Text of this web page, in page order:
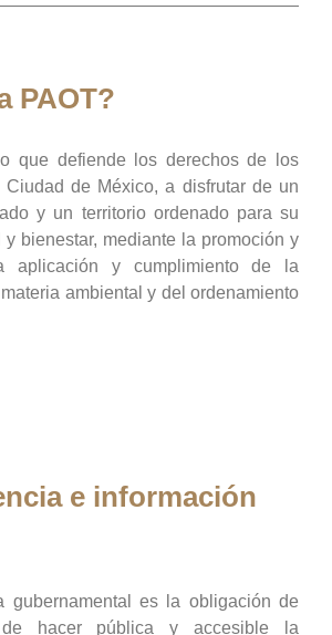
PAOT?
que defiende los derechos de los
Ciudad de México, a disfrutar de un
y un territorio ordenado para su
bienestar, mediante la promoción y
aplicación y cumplimiento de la
ambiental y del ordenamiento
e información
gubernamental es la obligación de
de hacer pública y accesible la